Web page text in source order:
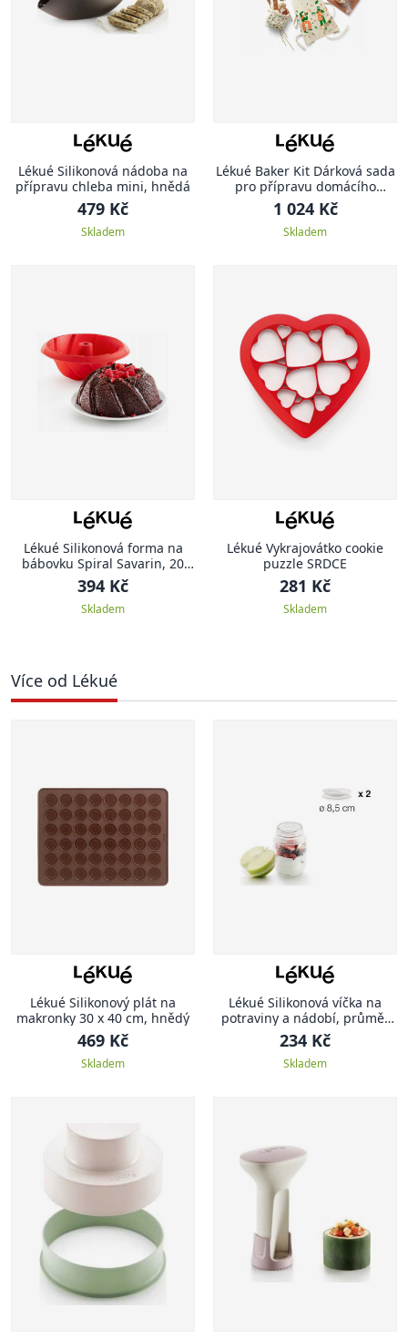
Lékué Silikonová nádoba na
přípravu chleba mini, hnědá
479 Kč
Skladem
Lékué Baker Kit Dárková sada
pro přípravu domácího
chleba
1 024 Kč
Skladem
Lékué Silikonová forma na
bábovku Spiral Savarin, 20
cm, červená
394 Kč
Skladem
Lékué Vykrajovátko cookie
puzzle SRDCE
281 Kč
Skladem
Více od Lékué
Lékué Silikonový plát na
makronky 30 x 40 cm, hnědý
469 Kč
Skladem
Lékué Silikonová víčka na
potraviny a nádobí, průměr
8,5 cm, 2 ks, průhledná
234 Kč
Skladem